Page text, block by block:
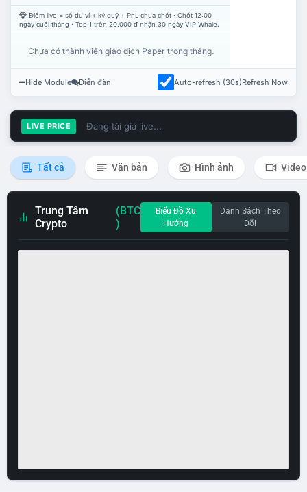
Điểm live = số dư ví + ký quỹ + PnL chưa chốt · Chốt 12:00
ngày cuối tháng · Top 1 trên 20.000 đ nhận 30 ngày VIP Whale.
Chưa có thành viên giao dịch Paper trong tháng.
Hide Module Diễn đàn Auto-refresh (30s)Refresh Now
LIVE PRICE Đang tải giá live...
Tất cả Văn bản Hình ảnh Video
Trung Tâm
Crypto
(BTC
)
Biểu Đồ Xu
Hướng
Danh Sách Theo
Dõi